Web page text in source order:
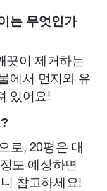
는 무엇인가
끗이 제거하는
에서 먼지와 유
있어요!
로, 20평은 대
도 예상하면
참고하세요!